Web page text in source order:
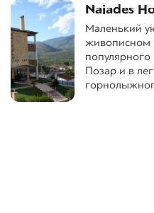
Naiades
Маленький
живописном
популярного
Позар и в